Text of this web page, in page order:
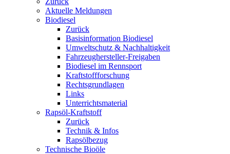
Aktuelle Meldungen
Biodiesel
Zurück
Basisinformation Biodiesel
Umweltschutz & Nachhaltigkeit
Fahrzeughersteller-Freigaben
Biodiesel im Rennsport
Kraftstoffforschung
Rechtsgrundlagen
Links
Unterrichtsmaterial
Rapsöl-Kraftstoff
Zurück
Technik & Infos
Rapsölbezug
Technische Bioöle